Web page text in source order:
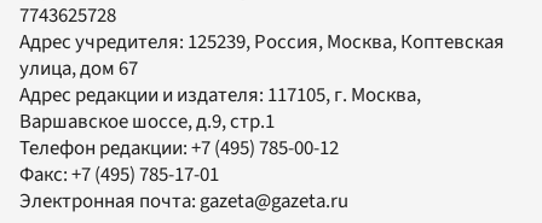
7743625728
Адрес учредителя: 125239, Россия, Москва, Коптевская
улица, дом 67
Адрес редакции и издателя: 117105, г. Москва,
Варшавское шоссе, д.9, стр.1
Телефон редакции:+7 (495) 785-00-12
Факс:+7 (495) 785-17-01
Электронная почта:gazeta@gazeta.ru